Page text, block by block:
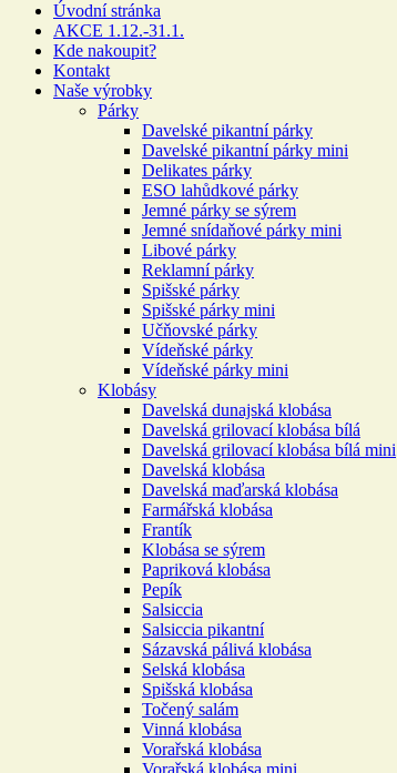
Úvodní stránka
AKCE 1.12.-31.1.
Kde nakoupit?
Kontakt
Naše výrobky
Párky
Davelské pikantní párky
Davelské pikantní párky mini
Delikates párky
ESO lahůdkové párky
Jemné párky se sýrem
Jemné snídaňové párky mini
Libové párky
Reklamní párky
Spišské párky
Spišské párky mini
Učňovské párky
Vídeňské párky
Vídeňské párky mini
Klobásy
Davelská dunajská klobása
Davelská grilovací klobása bílá
Davelská grilovací klobása bílá mini
Davelská klobása
Davelská maďarská klobása
Farmářská klobása
Frantík
Klobása se sýrem
Papriková klobása
Pepík
Salsiccia
Salsiccia pikantní
Sázavská pálivá klobása
Selská klobása
Spišská klobása
Točený salám
Vinná klobása
Vorařská klobása